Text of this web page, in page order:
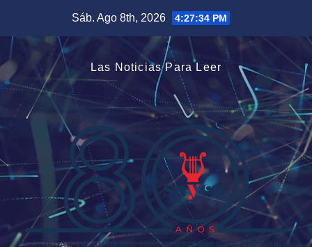
contenido
Sáb. Ago 8th, 2026 4:27:35 PM
Las Noticias Para Leer